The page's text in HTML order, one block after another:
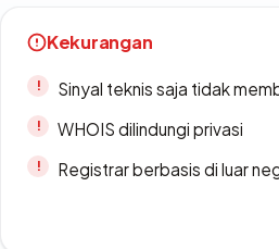
Kekurangan
Sinyal teknis saja tidak
WHOIS dilindungi privasi
Registrar berbasis di luar